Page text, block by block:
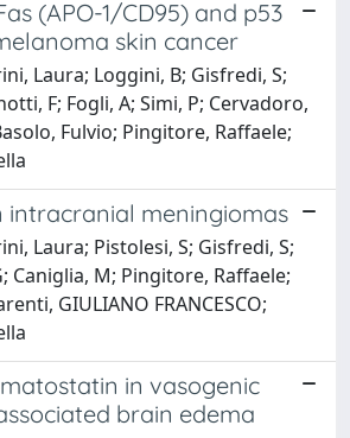
(APO-1/CD95) and p53
skin cancer
Laura; Loggini, B; Gisfredi, S;
F; Fogli, A; Simi, P; Cervadoro,
Fulvio; Pingitore, Raffaele;
intracranial meningiomas
Laura; Pistolesi, S; Gisfredi, S;
Caniglia, M; Pingitore, Raffaele;
GIULIANO FRANCESCO;
in vasogenic
brain edema